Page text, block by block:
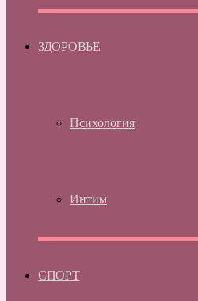
ЗДОРОВЬЕ
Психология
Интим
СПОРТ